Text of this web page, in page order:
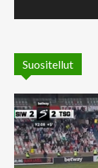
Suositellut